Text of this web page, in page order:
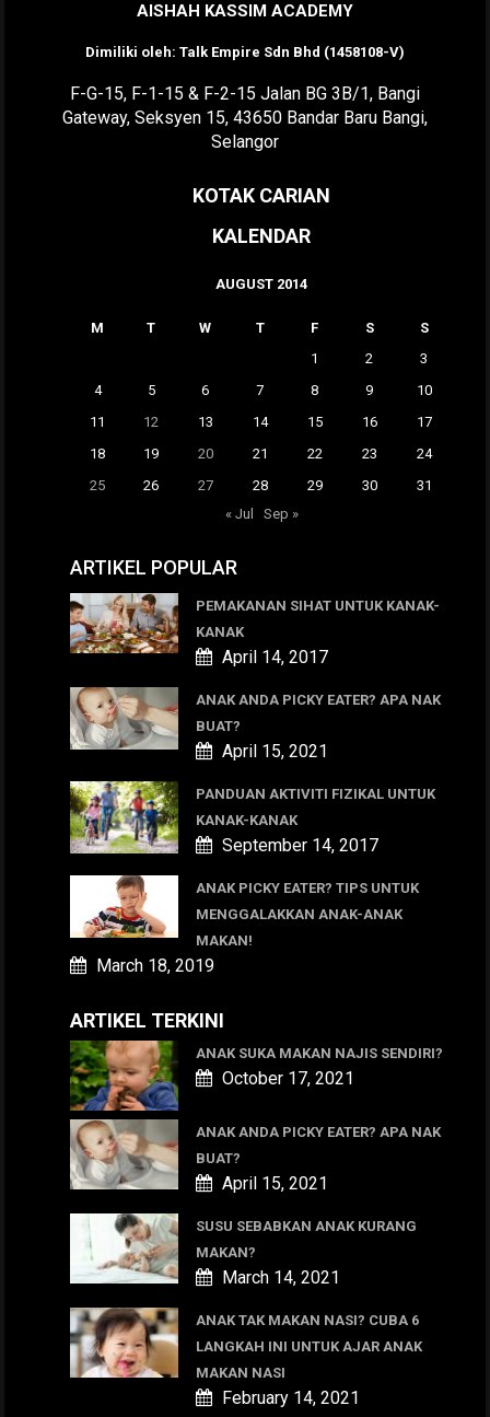
AISHAH KASSIM ACADEMY
Dimiliki oleh: Talk Empire Sdn Bhd (1458108-V)
F-G-15, F-1-15 & F-2-15 Jalan BG 3B/1, Bangi
Gateway, Seksyen 15, 43650 Bandar Baru Bangi,
Selangor
KOTAK CARIAN
KALENDAR
AUGUST 2014
M T W T F S
S
1
2
3
4
5 6 7 8 9
10
11
12 13 14 15 16
17
18
19 20 21 22 23
24
25
26 27 28 29 30
31
« Jul
Sep »
ARTIKEL POPULAR
PEMAKANAN SIHAT UNTUK KANAK-
KANAK
April 14, 2017
ANAK ANDA PICKY EATER? APA NAK
BUAT?
April 15, 2021
PANDUAN AKTIVITI FIZIKAL UNTUK
KANAK-KANAK
September 14, 2017
ANAK PICKY EATER? TIPS UNTUK
MENGGALAKKAN ANAK-ANAK
MAKAN!
March 18, 2019
ARTIKEL TERKINI
ANAK SUKA MAKAN NAJIS SENDIRI?
October 17, 2021
ANAK ANDA PICKY EATER? APA NAK
BUAT?
April 15, 2021
SUSU SEBABKAN ANAK KURANG
MAKAN?
March 14, 2021
ANAK TAK MAKAN NASI? CUBA 6
LANGKAH INI UNTUK AJAR ANAK
MAKAN NASI
February 14, 2021